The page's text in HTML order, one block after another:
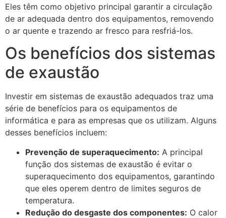
Eles têm como objetivo principal garantir a circulação
de ar adequada dentro dos equipamentos, removendo
o ar quente e trazendo ar fresco para resfriá-los.
Os benefícios dos sistemas
de exaustão
Investir em sistemas de exaustão adequados traz uma
série de benefícios para os equipamentos de
informática e para as empresas que os utilizam. Alguns
desses benefícios incluem:
Prevenção de superaquecimento: A principal
função dos sistemas de exaustão é evitar o
superaquecimento dos equipamentos, garantindo
que eles operem dentro de limites seguros de
temperatura.
Redução do desgaste dos componentes: O calor